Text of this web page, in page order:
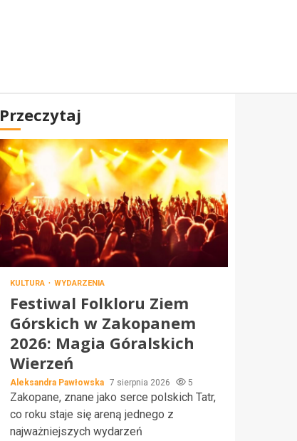
Przeczytaj
KULTURA WYDARZENIA
Festiwal Folkloru Ziem
Górskich w Zakopanem
2026: Magia Góralskich
Wierzeń
Aleksandra Pawłowska 7 sierpnia 2026 5
Zakopane, znane jako serce polskich Tatr,
co roku staje się areną jednego z
najważniejszych wydarzeń